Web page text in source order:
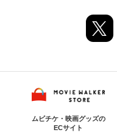
ムビチケ・映画グッズの
ECサイト